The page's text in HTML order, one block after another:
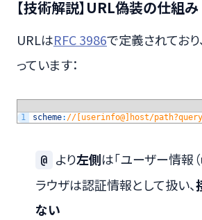
【技術解説】URL偽装の仕組み
URLはRFC 3986で定義されてお
っています：
1 scheme: //[userinfo@]host/
@ より左側は「ユーザー情報
ラウザは認証情報として扱い、
ない